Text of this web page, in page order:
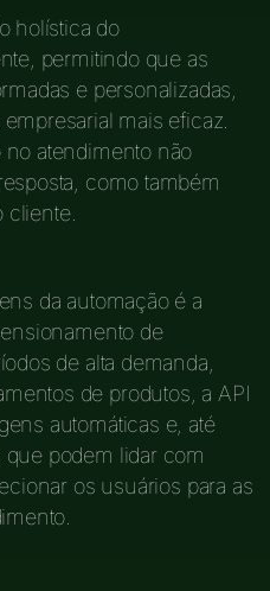
holística do
permitindo que as
e personalizadas,
mais eficaz.
no atendimento não
como também
cliente.
da automação é a
de
de alta demanda,
de produtos, a API
automáticas e, até
podem lidar com
os usuários para as